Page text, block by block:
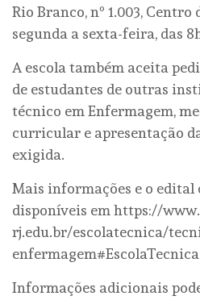
Rio Branco, nº 1.003, Centro
segunda a sexta-feira, das
A escola também aceita
de estudantes de outras
técnico em Enfermagem,
curricular e apresentação
exigida.
Mais informações e o edital
disponíveis em https://
rj.edu.br/escolatecnica/
Informações adicionais